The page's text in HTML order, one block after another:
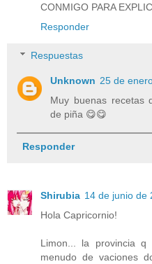
CONMIGO PARA
Responder
Respuestas
Unknown 25 de
Muy buenas recetas
de piña 😋😋
Responder
Shirubia 14 de junio de
Hola Capricornio!
Limon... la provincia
menudo de vaciones